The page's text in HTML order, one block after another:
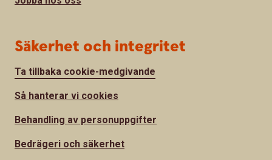
Säkerhet och integritet
Ta tillbaka cookie-medgivande
Så hanterar vi cookies
Behandling av personuppgifter
Bedrägeri och säkerhet